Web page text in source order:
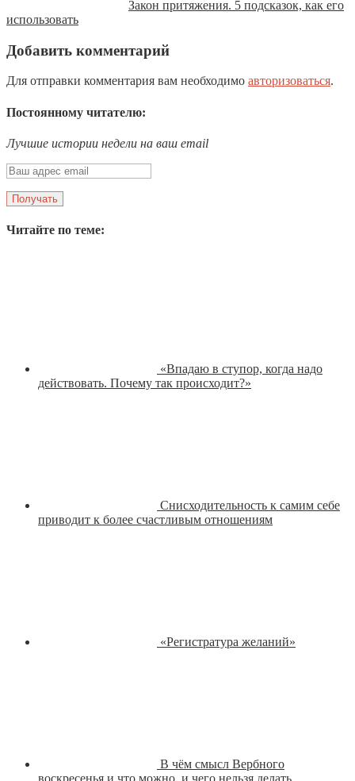
Закон притяжения. 5 подсказок, как его
использовать
Добавить комментарий
Для отправки комментария вам необходимо авторизоваться.
Постоянному читателю:
Лучшие истории недели на ваш email
Читайте по теме:
«Впадаю в ступор, когда надо
действовать. Почему так происходит?»
Снисходительность к самим себе
приводит к более счастливым отношениям
«Регистратура желаний»
В чём смысл Вербного